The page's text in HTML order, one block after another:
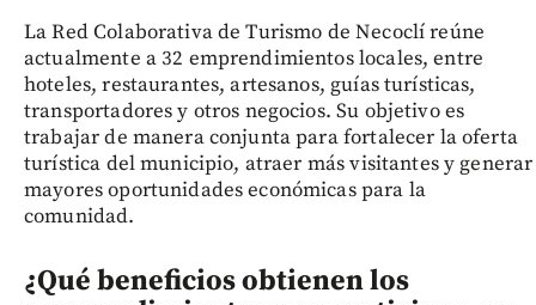
La Red Colaborativa de Turismo de Necoclí reúne
actualmente a 32 emprendimientos locales, entre
hoteles, restaurantes, artesanos, guías turísticas,
transportadores y otros negocios. Su objetivo es
trabajar de manera conjunta para fortalecer la oferta
turística del municipio, atraer más visitantes y generar
mayores oportunidades económicas para la
comunidad.
¿Qué beneficios obtienen los